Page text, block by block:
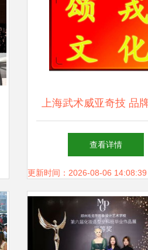
上海武术威亚奇技 品
演出的台前幕后
查看详情
更新时间：2026-08-06 14:08:39